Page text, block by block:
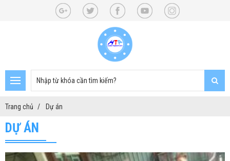
Trang chủ Dự án
DỰ ÁN